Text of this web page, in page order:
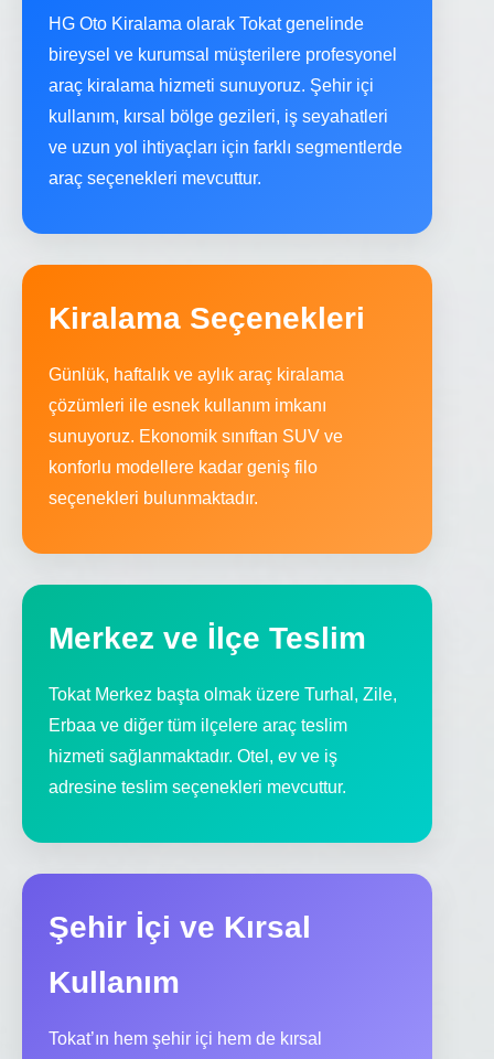
HG Oto Kiralama olarak Tokat genelinde
bireysel ve kurumsal müşterilere profesyonel
araç kiralama hizmeti sunuyoruz. Şehir içi
kullanım, kırsal bölge gezileri, iş seyahatleri
ve uzun yol ihtiyaçları için farklı segmentlerde
araç seçenekleri mevcuttur.
Kiralama Seçenekleri
Günlük, haftalık ve aylık araç kiralama
çözümleri ile esnek kullanım imkanı
sunuyoruz. Ekonomik sınıftan SUV ve
konforlu modellere kadar geniş filo
seçenekleri bulunmaktadır.
Merkez ve İlçe Teslim
Tokat Merkez başta olmak üzere Turhal, Zile,
Erbaa ve diğer tüm ilçelere araç teslim
hizmeti sağlanmaktadır. Otel, ev ve iş
adresine teslim seçenekleri mevcuttur.
Şehir İçi ve Kırsal
Kullanım
Tokat’ın hem şehir içi hem de kırsal